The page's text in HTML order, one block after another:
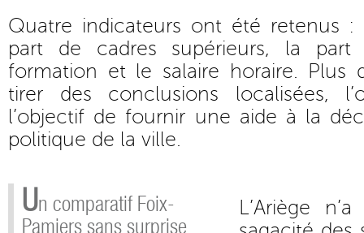
Quatre indicateurs ont été retenus :
part de cadres supérieurs, la
formation et le salaire horaire. Plus
tirer des conclusions localisées,
l’objectif de fournir une aide à la
politique de la ville.
Un comparatif Foix-
Pamiers sans surprise
L’Ariège